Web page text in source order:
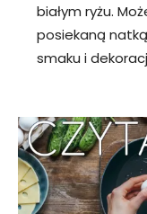
białym ryżu.
posiekaną
smaku i